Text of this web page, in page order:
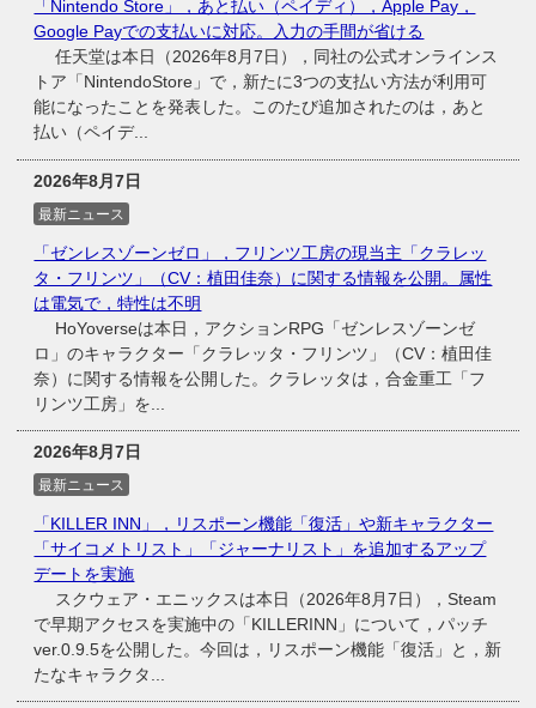
「Nintendo Store」，あと払い（ペイディ），Apple Pay，
Google Payでの支払いに対応。入力の手間が省ける
任天堂は本日（2026年8月7日），同社の公式オンラインス
トア「NintendoStore」で，新たに3つの支払い方法が利用可
能になったことを発表した。このたび追加されたのは，あと
払い（ペイデ...
2026年8月7日
最新ニュース
「ゼンレスゾーンゼロ」，フリンツ工房の現当主「クラレッ
タ・フリンツ」（CV：植田佳奈）に関する情報を公開。属性
は電気で，特性は不明
HoYoverseは本日，アクションRPG「ゼンレスゾーンゼ
ロ」のキャラクター「クラレッタ・フリンツ」（CV：植田佳
奈）に関する情報を公開した。クラレッタは，合金重工「フ
リンツ工房」を...
2026年8月7日
最新ニュース
「KILLER INN」，リスポーン機能「復活」や新キャラクター
「サイコメトリスト」「ジャーナリスト」を追加するアップ
デートを実施
スクウェア・エニックスは本日（2026年8月7日），Steam
で早期アクセスを実施中の「KILLERINN」について，パッチ
ver.0.9.5を公開した。今回は，リスポーン機能「復活」と，新
たなキャラクタ...